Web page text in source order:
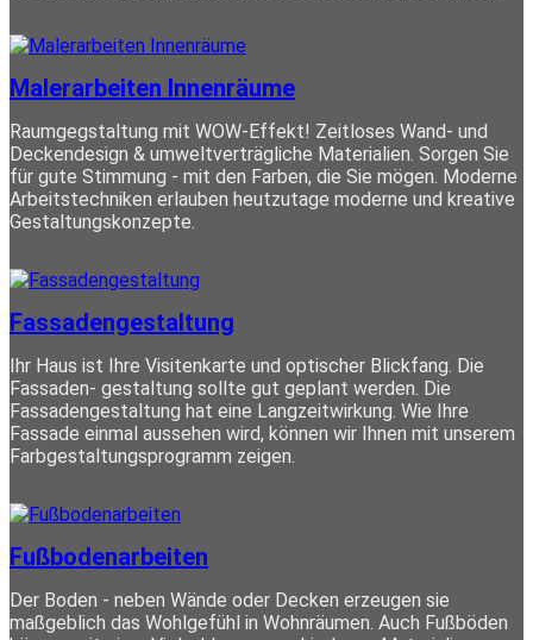
Malerarbeiten Innenräume
Raumgegstaltung mit WOW-Effekt! Zeitloses Wand- und
Deckendesign & umweltverträgliche Materialien. Sorgen Sie
für gute Stimmung - mit den Farben, die Sie mögen. Moderne
Arbeitstechniken erlauben heutzutage moderne und kreative
Gestaltungskonzepte.
Fassadengestaltung
Ihr Haus ist Ihre Visitenkarte und optischer Blickfang. Die
Fassaden- gestaltung sollte gut geplant werden. Die
Fassadengestaltung hat eine Langzeitwirkung. Wie Ihre
Fassade einmal aussehen wird, können wir Ihnen mit unserem
Farbgestaltungsprogramm zeigen.
Fußbodenarbeiten
Der Boden - neben Wände oder Decken erzeugen sie
maßgeblich das Wohlgefühl in Wohnräumen. Auch Fußböden